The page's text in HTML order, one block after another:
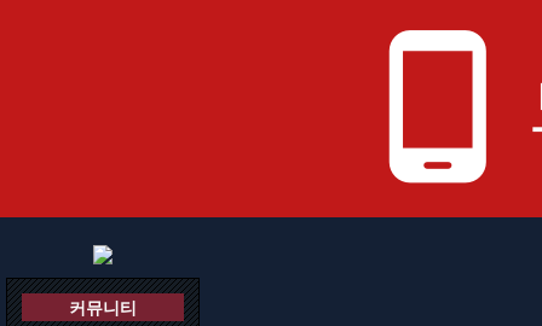
phone_android
커뮤니티